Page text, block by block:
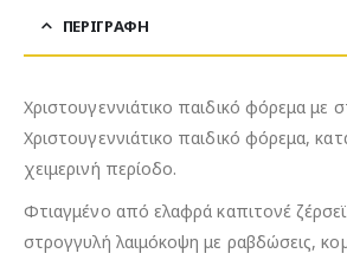
ΠΕΡΙΓΡΑΦΉ
Χριστουγεννιάτικο παιδικό φόρεμα με
Χριστουγεννιάτικο παιδικό φόρεμα,
χειμερινή περίοδο.
Φτιαγμένο από ελαφρά καπιτονέ
στρογγυλή λαιμόκοψη με ραβδώσεις,